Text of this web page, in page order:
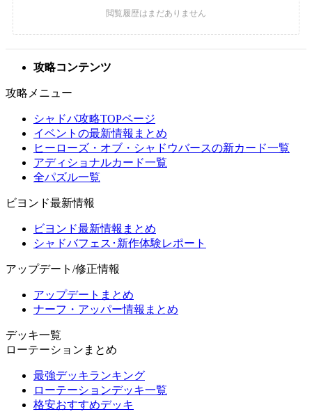
攻略コンテンツ
攻略メニュー
シャドバ攻略TOPページ
イベントの最新情報まとめ
ヒーローズ・オブ・シャドウバースの新カード一覧
アディショナルカード一覧
全パズル一覧
ビヨンド最新情報
ビヨンド最新情報まとめ
シャドバフェス･新作体験レポート
アップデート/修正情報
アップデートまとめ
ナーフ・アッパー情報まとめ
デッキ一覧
ローテーションまとめ
最強デッキランキング
ローテーションデッキ一覧
格安おすすめデッキ